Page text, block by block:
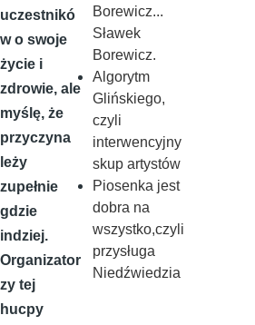
uczestnikó
w o swoje
życie i
zdrowie, ale
myślę, że
przyczyna
leży
zupełnie
gdzie
indziej.
Organizator
zy tej
hucpy
Borewicz...
Sławek
Borewicz.
Algorytm
Glińskiego,
czyli
interwencyjny
skup artystów
Piosenka jest
dobra na
wszystko,czyli
przysługa
Niedźwiedzia